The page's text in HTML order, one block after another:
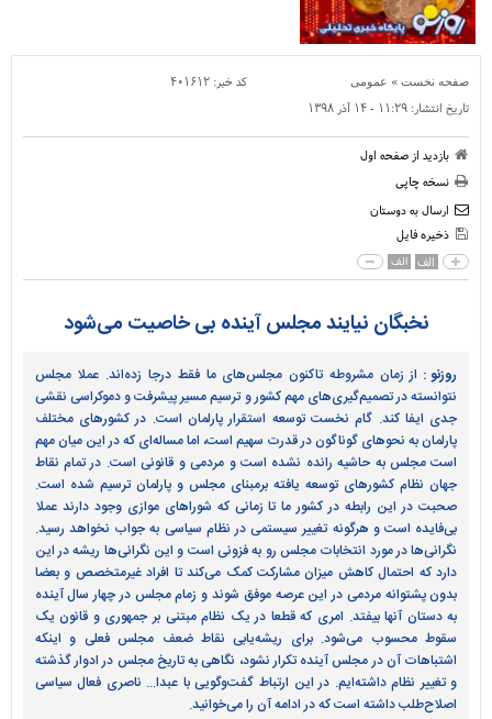
صفحه نخست » عمومی کد خبر: ۴۰۱۶۱۲
تاریخ انتشار: ۱۱:۲۹ - ۱۴ آذر ۱۳۹۸
بازدید از صفحه اول
نسخه چاپی
ارسال به دوستان
ذخیره فایل
الف الف
نخبگان نيايند مجلس آينده بی خاصيت می‌شود
روزنو : از زمان مشروطه تاکنون مجلس‌های ما فقط درجا زده‌اند. عملا مجلس
نتوانسته در تصمیم‌گیری‌های مهم کشور و ترسیم مسیر پیشرفت و دموکراسی نقشی
جدی ایفا کند. گام نخست توسعه استقرار پارلمان است. در کشورهای مختلف
پارلمان به نحوهای گوناگون در قدرت سهیم است، اما مساله‌ای که در این میان مهم
است مجلس به حاشیه رانده نشده است و مردمی و قانونی است. در تمام نقاط
جهان نظام کشورهای توسعه یافته برمبنای مجلس و پارلمان ترسیم شده است.
صحبت در این رابطه در کشور ما تا زمانی که شوراهای موازی وجود دارند عملا
بی‌فایده است و هرگونه تغییر سیستمی در نظام سیاسی به جواب نخواهد رسید.
نگرانی‌ها در مورد انتخابات مجلس رو به فزونی است و این نگرانی‌ها ریشه در این
دارد که احتمال کاهش میزان مشارکت کمک می‌کند تا افراد غیرمتخصص و بعضا
بدون پشتوانه مردمی در این عرصه موفق شوند و زمام مجلس در چهار سال آینده
به دستان آنها بیفتد. امری که قطعا در یک نظام مبتنی بر جمهوری و قانون یک
سقوط محسوب می‌شود. برای ریشه‌یابی نقاط ضعف مجلس فعلی و اینکه
اشتباهات آن در مجلس آینده تکرار نشود، نگاهی به تاریخ مجلس در ادوار گذشته
و تغییر نظام داشته‌ایم. در این ارتباط گفت‌وگویی با عبدا... ناصری فعال سیاسی
اصلاح‌طلب داشته است که در ادامه آن را می‌خوانید.